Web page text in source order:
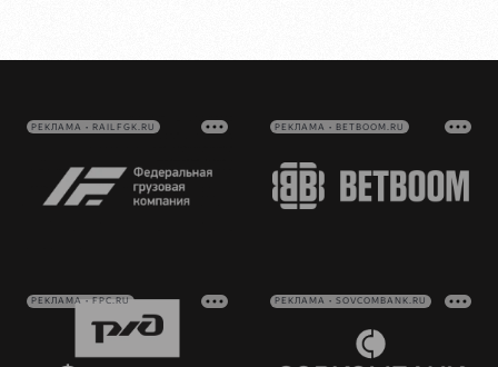
РЕКЛАМА • RAILFGK.RU РЕКЛАМА • BETBOOM.RU
РЕКЛАМА • FPC.RU РЕКЛАМА • SOVCOMBANK.RU